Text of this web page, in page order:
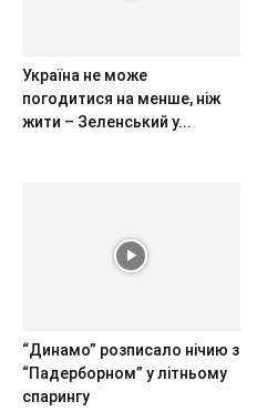
Україна не може
погодитися на менше, ніж
жити – Зеленський у...
“Динамо” розписало нічию з
“Падерборном” у літньому
спарингу